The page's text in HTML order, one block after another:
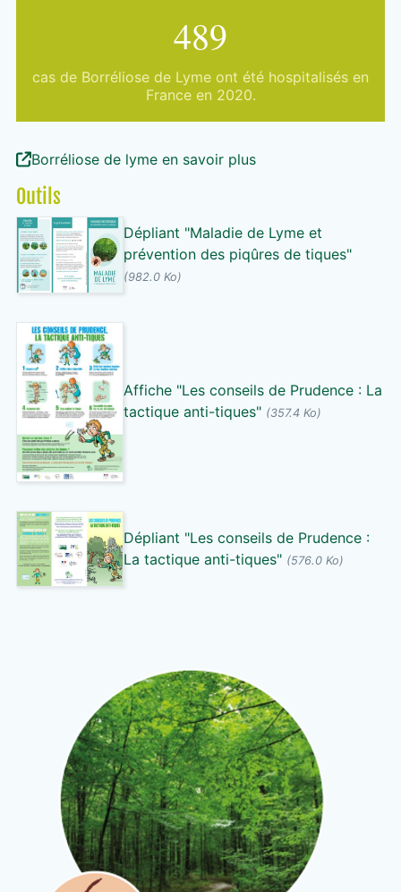
589
cas de Borréliose de Lyme ont été hospitalisés en
France en 2020.
Borréliose de lyme en savoir plus
Outils
Dépliant "Maladie de Lyme et
prévention des piqûres de tiques"
(982.0 Ko)
Affiche "Les conseils de Prudence : La
tactique anti-tiques" (357.4 Ko)
Dépliant "Les conseils de Prudence :
La tactique anti-tiques" (576.0 Ko)